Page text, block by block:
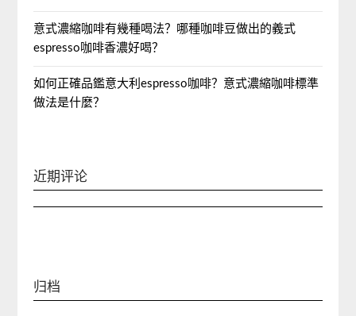
意式濃縮咖啡有幾種喝法？哪種咖啡豆做出的義式
espresso咖啡香濃好喝？
如何正確品鑑意大利espresso咖啡？意式濃縮咖啡標準
做法是什麼？
近期评论
归档